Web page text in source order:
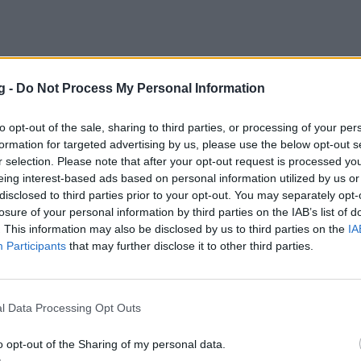
- Do Not Process My Personal Information
opt-out of the sale, sharing to third parties, or processing of your
for targeted advertising by us, please use the below opt-out
selection. Please note that after your opt-out request is processed
interest-based ads based on personal information utilized by us
to third parties prior to your opt-out. You may separately
of your personal information by third parties on the IAB’s list of
This information may also be disclosed by us to third parties on the
Participants that may further disclose it to other third parties.
Data Processing Opt Outs
opt-out of the Sharing of my personal data.
σερί!
οδήγησε τη Μονακό σε νίκη (81-76) επί του
«φρένο» στο «ερυθρόλευκο» αήττητο στην
2022 21:29
Επίσημο το deal με Οκόμπο
16:00